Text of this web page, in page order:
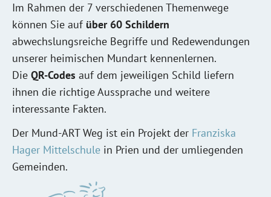
Im Rahmen der 7 verschiedenen Themenwege
können Sie auf über 60 Schildern
abwechslungsreiche Begriffe und Redewendungen
unserer heimischen Mundart kennenlernen.
Die QR-Codes auf dem jeweiligen Schild liefern
ihnen die richtige Aussprache und weitere
interessante Fakten.
Der Mund-ART Weg ist ein Projekt der Franziska
Hager Mittelschulein Prien und der umliegenden
Gemeinden.